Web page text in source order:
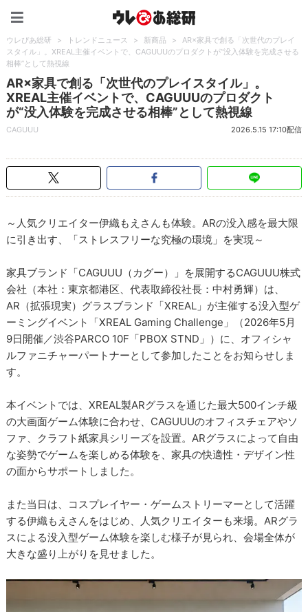
ウレぴあ総研 > トレンドニュース > 新商品 >
AR×家具で創る「次世代のプレイ
スタイル」。XREAL主催イベントで、CAGUUUのプロダクトが“没入体験を完成させる
相棒”として熱視線
AR×家具で創る「次世代のプレイスタイル」。
XREAL主催イベントで、CAGUUUのプロダクト
が“没入体験を完成させる相棒”として熱視線
CAGUUU 2026.5.15 17:10配信
～人気クリエイター伊織もえさんも体験。ARの没入感を最大限
に引き出す、「ストレスフリーな究極の環境」を実現～
家具ブランド「CAGUUU（カグー）」を展開するCAGUUU株式
会社（本社：東京都港区、代表取締役社長：中村勇輝）は、
AR（拡張現実）グラスブランド「XREAL」が主催する没入型ゲ
ーミングイベント「XREAL Gaming Challenge」（2026年5月
9日開催／渋谷PARCO 10F「PBOX STND」）に、オフィシャ
ルファニチャーパートナーとして参加したことをお知らせしま
す。
本イベントでは、XREAL製ARグラスを通じた最大500インチ級
の大画面ゲーム体験に合わせ、CAGUUUのオフィスチェアやソ
ファ、クラフト紙家具シリーズを設置。ARグラスによって自由
な姿勢でゲームを楽しめる体験を、家具の快適性・デザイン性
の面からサポートしました。
また当日は、コスプレイヤー・ゲームストリーマーとして活躍
する伊織もえさんをはじめ、人気クリエイターも来場。ARグラ
スによる没入型ゲーム体験を楽しむ様子が見られ、会場全体が
大きな盛り上がりを見せました。